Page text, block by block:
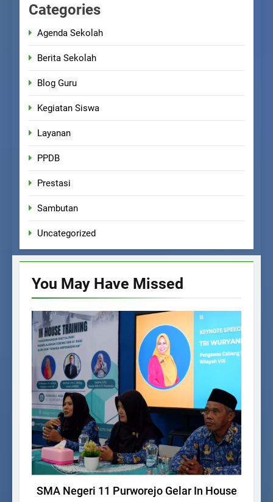
Categories
Agenda Sekolah
Berita Sekolah
Blog Guru
Kegiatan Siswa
Layanan
PPDB
Prestasi
Sambutan
Uncategorized
You May Have Missed
UNCATEGORIZED
SMA Negeri 11 Purworejo Gelar In House